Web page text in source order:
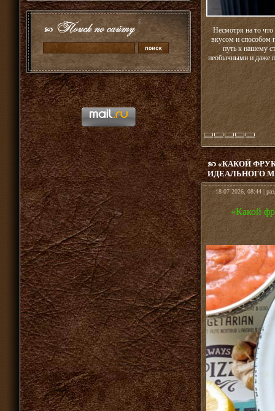
Несмотря на то
вкусом и способом
путь к нашему
необычными и даже
«КАКОЙ
ИДЕАЛЬНОГО
18-07-2026, 08:44 |
«Какой